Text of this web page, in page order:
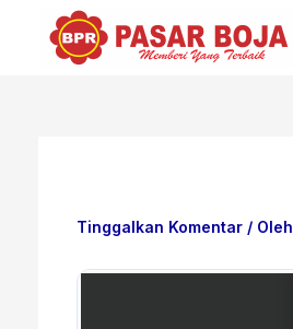
Tinggalkan Komentar / Oleh